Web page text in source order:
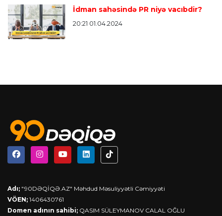
İdman sahəsində PR niyə vacıbdir?
20:21 01.04.2024
Adı; "90DƏQİQƏ.AZ" Məhdud Məsuliyyətli Cəmiyyəti
VÖEN; 1406430761
Domen adının sahibi; QASIM SÜLEYMANOV CALAL OĞLU